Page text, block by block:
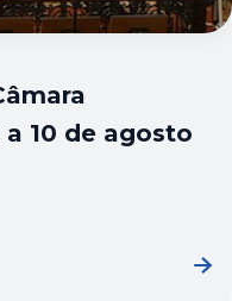
10 de agosto